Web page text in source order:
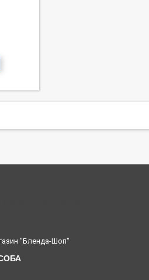
"Бленда-Шоп"